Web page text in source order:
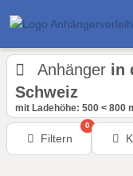
Anhänger in
Schweiz
mit Ladehöhe: 500 < 800
Filtern
0